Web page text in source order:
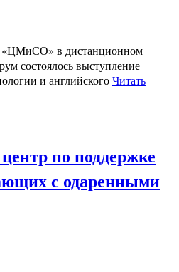
«ЦМиСО» в дистанционном
состоялось выступление
и английскогоЧитать
по поддержке
с одаренными